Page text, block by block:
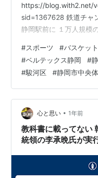
https://blog.with2.net/
sid=1367628 鉄道チャ
静岡駅前に １万人規模
参加する 最強の“ダブ
バレーボールキング SV
ト 習志野高校や順天堂
兼総監督に就任
リーグ・…
#スポーツ #バスケッ
#ベルテックス静岡 #
#駿河区 #静岡市中央
心と思い • 1年前
教科書に載ってない
統領の李承晩氏が実